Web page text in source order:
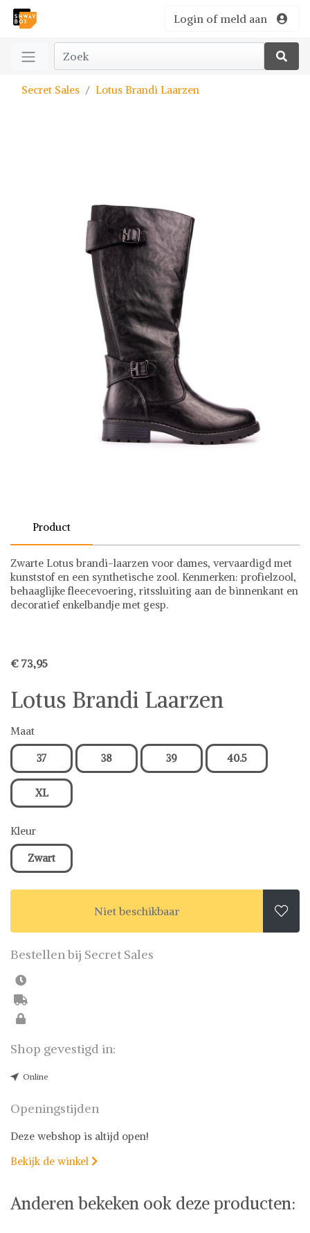
Login of meld aan
Secret Sales Lotus Brandi Laarzen
Product
Zwarte Lotus brandi-laarzen voor dames, vervaardigd met
kunststof en een synthetische zool. Kenmerken: profielzool,
behaaglijke fleecevoering, ritssluiting aan de binnenkant en
decoratief enkelbandje met gesp.
€ 73,95
Lotus Brandi Laarzen
Maat
37 38 39 40.5
XL
Kleur
Zwart
Niet beschikbaar 
Bestellen bij Secret Sales
Shop gevestigd in:
Online
Openingstijden
Deze webshop is altijd open!
Bekijk de winkel 
Anderen bekeken ook deze producten: